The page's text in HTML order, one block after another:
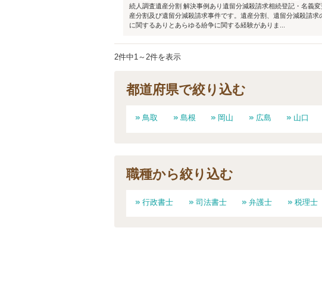
続人調査遺産分割 解決事例あり遺留分減殺請求相続登記・名義
産分割及び遺留分減殺請求事件です。遺産分割、遺留分減殺請
に関するありとあらゆる紛争に関する経験がありま...
2件中1～2件を表示
都道府県で絞り込む
鳥取 島根 岡山 広島 山口
職種から絞り込む
行政書士 司法書士 弁護士 税理士